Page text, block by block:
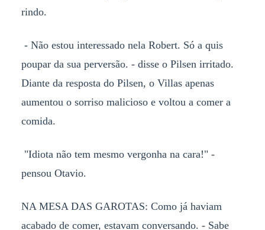
rindo.
- Não estou interessado nela Robert. Só a quis
poupar da sua perversão. - disse o Pilsen irritado.
Diante da resposta do Pilsen, o Villas apenas
aumentou o sorriso malicioso e voltou a comer a
comida.
"Idiota não tem mesmo vergonha na cara!" -
pensou Otavio.
NA MESA DAS GAROTAS: Como já haviam
acabado de comer, estavam conversando. - Sabe